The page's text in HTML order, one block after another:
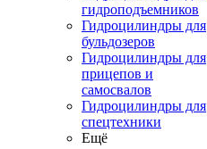
гидроподъемников
Гидроцилиндры для
бульдозеров
Гидроцилиндры для
прицепов и
самосвалов
Гидроцилиндры для
спецтехники
Ещё